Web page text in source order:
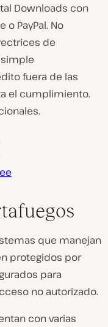
Downloads con
o PayPal. No
de
fuera de las
el cumplimiento.
que manejan
protegidos por
para
no autorizado.
con varias